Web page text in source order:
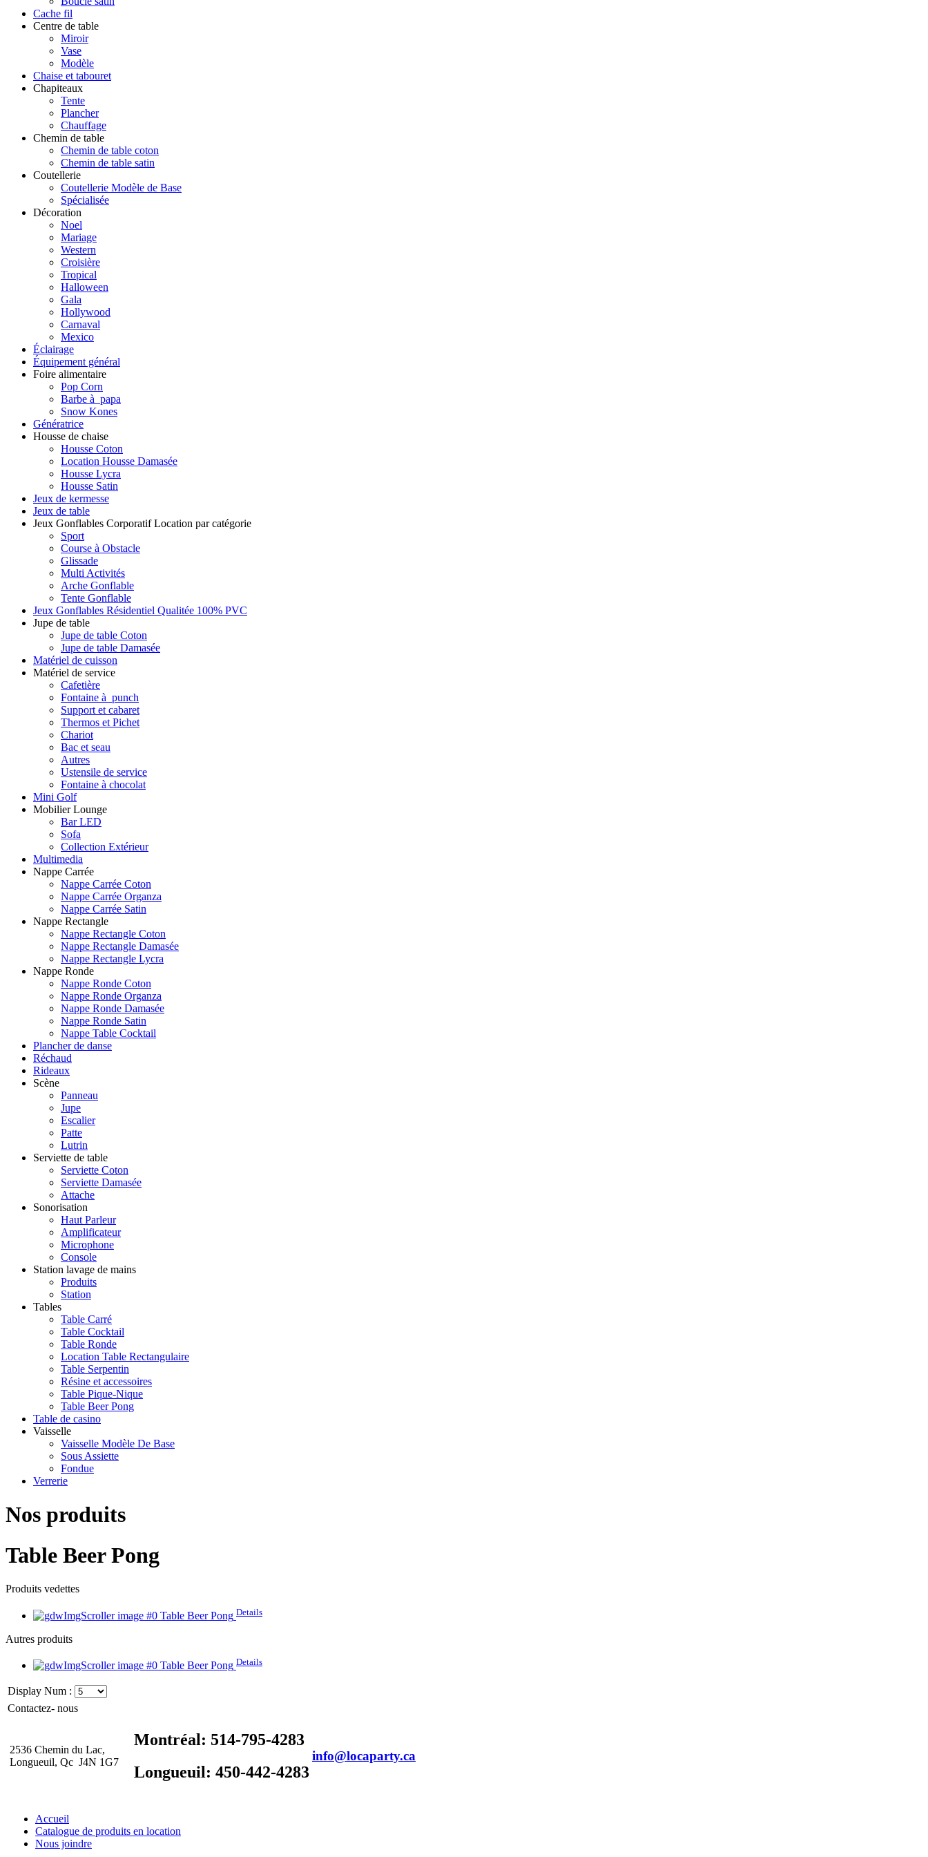
Cache fil
Centre de table
Miroir
Vase
Modèle
Chaise et tabouret
Chapiteaux
Tente
Plancher
Chauffage
Chemin de table
Chemin de table coton
Chemin de table satin
Coutellerie
Coutellerie Modèle de Base
Spécialisée
Décoration
Noel
Mariage
Western
Croisière
Tropical
Halloween
Gala
Hollywood
Carnaval
Mexico
Éclairage
Équipement général
Foire alimentaire
Pop Corn
Barbe à papa
Snow Kones
Génératrice
Housse de chaise
Housse Coton
Location Housse Damasée
Housse Lycra
Housse Satin
Jeux de kermesse
Jeux de table
Jeux Gonflables Corporatif Location par catégorie
Sport
Course à Obstacle
Glissade
Multi Activités
Arche Gonflable
Tente Gonflable
Jeux Gonflables Résidentiel Qualitée 100% PVC
Jupe de table
Jupe de table Coton
Jupe de table Damasée
Matériel de cuisson
Matériel de service
Cafetière
Fontaine à punch
Support et cabaret
Thermos et Pichet
Chariot
Bac et seau
Autres
Ustensile de service
Fontaine à chocolat
Mini Golf
Mobilier Lounge
Bar LED
Sofa
Collection Extérieur
Multimedia
Nappe Carrée
Nappe Carrée Coton
Nappe Carrée Organza
Nappe Carrée Satin
Nappe Rectangle
Nappe Rectangle Coton
Nappe Rectangle Damasée
Nappe Rectangle Lycra
Nappe Ronde
Nappe Ronde Coton
Nappe Ronde Organza
Nappe Ronde Damasée
Nappe Ronde Satin
Nappe Table Cocktail
Plancher de danse
Réchaud
Rideaux
Scène
Panneau
Jupe
Escalier
Patte
Lutrin
Serviette de table
Serviette Coton
Serviette Damasée
Attache
Sonorisation
Haut Parleur
Amplificateur
Microphone
Console
Station lavage de mains
Produits
Station
Tables
Table Carré
Table Cocktail
Table Ronde
Location Table Rectangulaire
Table Serpentin
Résine et accessoires
Table Pique-Nique
Table Beer Pong
Table de casino
Vaisselle
Vaisselle Modèle De Base
Sous Assiette
Fondue
Verrerie
Nos produits
Table Beer Pong
Produits vedettes
Table Beer Pong Details
Autres produits
Table Beer Pong Details
Display Num :
Contactez- nous
2536 Chemin du Lac,
Longueuil, Qc J4N 1G7
Montréal: 514-795-4283
Longueuil: 450-442-4283
info@locaparty.ca
Accueil
Catalogue de produits en location
Nous joindre